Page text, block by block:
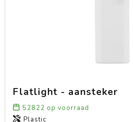
Flatlight - aansteker
52822 op voorraad
Plastic